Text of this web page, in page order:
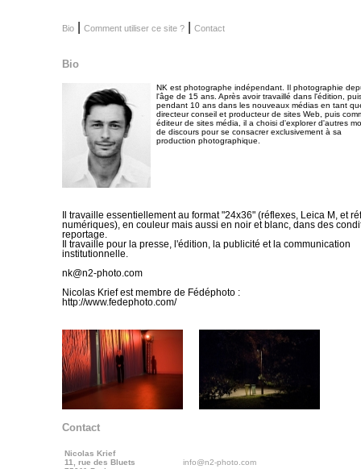
Bio| Comment utiliser ce site ?| Contact
Bio
NK est photographe indépendant. Il photographie
l'âge de 15 ans. Après avoir travaillé dans l'édition,
pendant 10 ans dans les nouveaux médias en tant
directeur conseil et producteur de sites Web, puis
éditeur de sites média, il a choisi d'explorer d'autres
de discours pour se consacrer exclusivement à sa
production photographique.
Il travaille essentiellement au format "24x36" (réflexes, Leica M, et
numériques), en couleur mais aussi en noir et blanc, dans des
reportage.
Il travaille pour la presse, l'édition, la publicité et la communication
institutionnelle.
nk@n2-photo.com
Nicolas Krief est membre de Fédéphoto :
http://www.fedephoto.com/
Contact
Nicolas Krief
11, rue des Bluets
info@n2-photo.com